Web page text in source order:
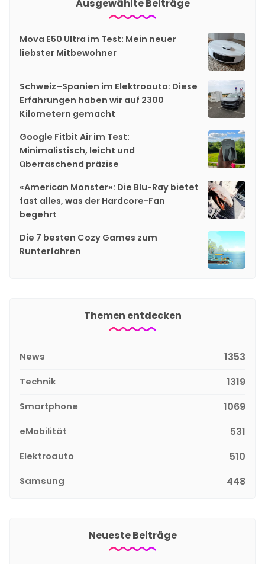
Ausgewählte Beiträge
Mova E50 Ultra im Test: Mein neuer
liebster Mitbewohner
Schweiz–Spanien im Elektroauto: Diese
Erfahrungen haben wir auf 2300
Kilometern gemacht
Google Fitbit Air im Test:
Minimalistisch, leicht und
überraschend präzise
«American Monster»: Die Blu-Ray bietet
fast alles, was der Hardcore-Fan
begehrt
Die 7 besten Cozy Games zum
Runterfahren
Themen entdecken
News 1353
Technik 1319
Smartphone 1069
eMobilität 531
Elektroauto 510
Samsung 448
Neueste Beiträge